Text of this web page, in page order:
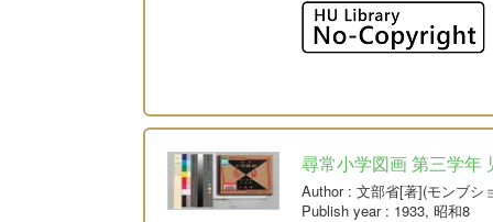
尋常小学図画 第三学年
Author: 文部省[著](モンブシ
Publish year: 1933, 昭和8